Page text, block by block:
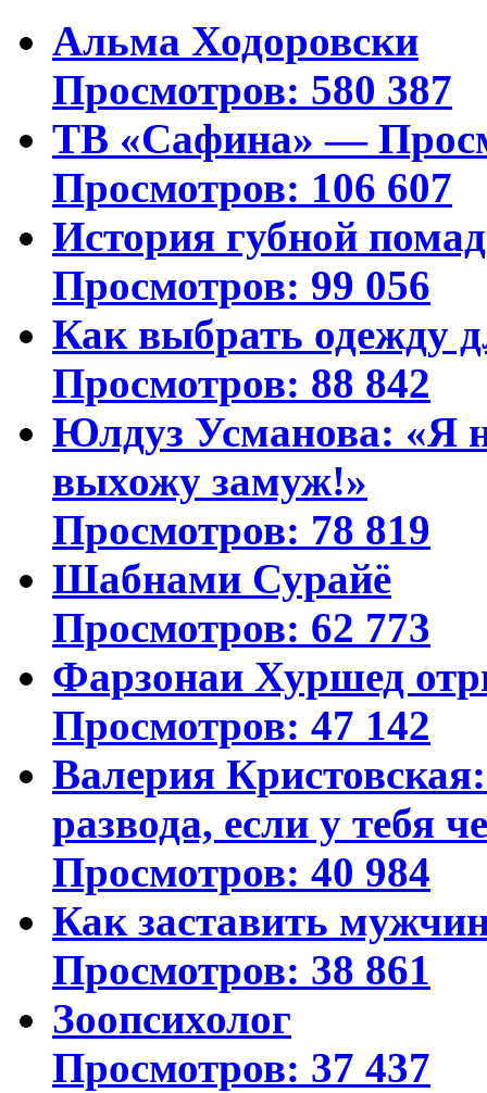
Альма Ходоровски
Просмотров: 580 387
ТВ «Сафина» —
Просмотров: 106 607
История губной
Просмотров: 99 056
Как выбрать одежду
Просмотров: 88 842
Юлдуз Усманова: «Я
выхожу замуж!»
Просмотров: 78 819
Шабнами Сурайё
Просмотров: 62 773
Фарзонаи Хуршед
Просмотров: 47 142
Валерия
развода, если у тебя
Просмотров: 40 984
Как заставить
Просмотров: 38 861
Зоопсихолог
Просмотров: 37 437